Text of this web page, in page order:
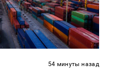
54 минуты назад